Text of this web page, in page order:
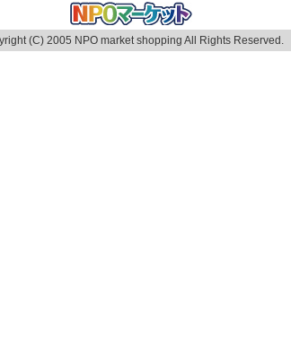
(C) 2005 NPO market shopping All Rights Reserved.